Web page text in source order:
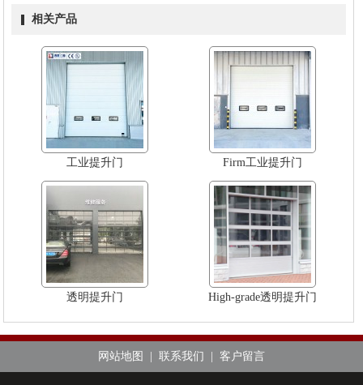
相关产品
工业提升门 Firm工业提升门
透明提升门 High-grade透明提升门
网站地图 | 联系我们 | 客户留言